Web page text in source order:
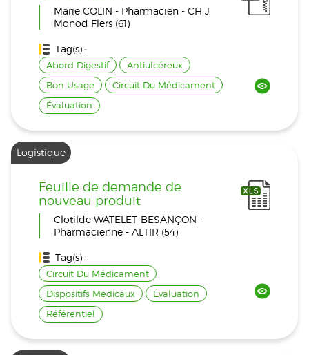
Marie COLIN - Pharmacien - CH J
Monod Flers (61)
Tag(s) :
Abord Digestif
Antiulcéreux
Bon Usage
Circuit Du Médicament
Évaluation
Logistique
Feuille de demande de
nouveau produit
Clotilde WATELET-BESANÇON -
Pharmacienne - ALTIR (54)
Tag(s) :
Circuit Du Médicament
Dispositifs Medicaux
Évaluation
Référentiel